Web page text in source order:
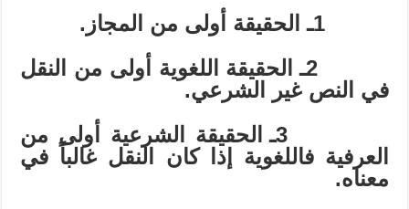
1 ـالحقيقة أولى من المجاز.
ـالحقيقة اللغوية أولى من النقل
في النص غير الشرعي.
ـالحقيقة الشرعية أولى من
العرفية فاللغوية إذا كان النقل غالباً في
معناه.